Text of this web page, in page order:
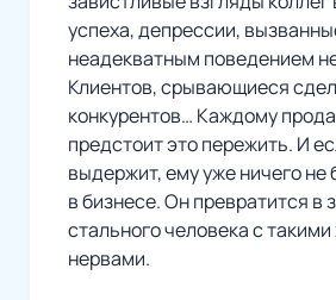
успеха, депрессии,
неадекватным поведением
Клиентов, срывающиеся
конкурентов… Каждому
предстоит это пережить. И
выдержит, ему уже ничего не
в бизнесе. Он превратится в
стального человека с
нервами.